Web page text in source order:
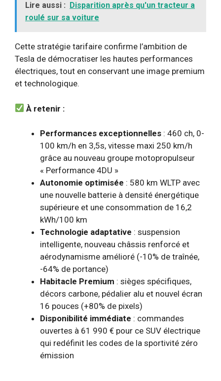
Lire aussi : Disparition après qu'un tracteur a
roulé sur sa voiture
Cette stratégie tarifaire confirme l’ambition de
Tesla de démocratiser les hautes performances
électriques, tout en conservant une image premium
et technologique.
À retenir :
Performances exceptionnelles : 460 ch, 0-
100 km/h en 3,5s, vitesse maxi 250 km/h
grâce au nouveau groupe motopropulseur
« Performance 4DU »
Autonomie optimisée : 580 km WLTP avec
une nouvelle batterie à densité énergétique
supérieure et une consommation de 16,2
kWh/100 km
Technologie adaptative : suspension
intelligente, nouveau châssis renforcé et
aérodynamisme amélioré (-10% de traînée,
-64% de portance)
Habitacle Premium : sièges spécifiques,
décors carbone, pédalier alu et nouvel écran
16 pouces (+80% de pixels)
Disponibilité immédiate : commandes
ouvertes à 61 990 € pour ce SUV électrique
qui redéfinit les codes de la sportivité zéro
émission